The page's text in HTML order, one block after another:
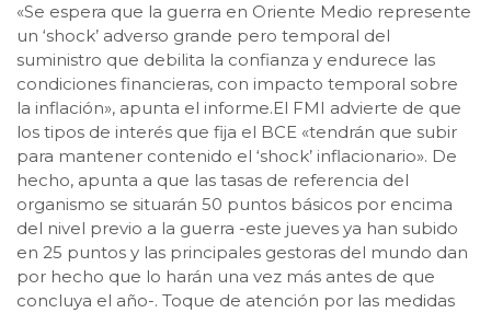
«Se espera que la guerra en Oriente Medio represente
un ‘shock’ adverso grande pero temporal del
suministro que debilita la confianza y endurece las
condiciones financieras, con impacto temporal sobre
la inflación», apunta el informe.El FMI advierte de que
los tipos de interés que fija el BCE «tendrán que subir
para mantener contenido el ‘shock’ inflacionario». De
hecho, apunta a que las tasas de referencia del
organismo se situarán 50 puntos básicos por encima
del nivel previo a la guerra -este jueves ya han subido
en 25 puntos y las principales gestoras del mundo dan
por hecho que lo harán una vez más antes de que
concluya el año-. Toque de atención por las medidas